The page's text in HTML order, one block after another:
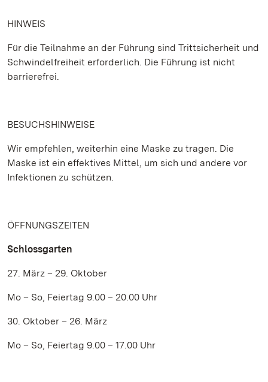
HINWEIS
Für die Teilnahme an der Führung sind Trittsicherheit und
Schwindelfreiheit erforderlich. Die Führung ist nicht
barrierefrei.
BESUCHSHINWEISE
Wir empfehlen, weiterhin eine Maske zu tragen. Die
Maske ist ein effektives Mittel, um sich und andere vor
Infektionen zu schützen.
ÖFFNUNGSZEITEN
Schlossgarten
27. März – 29. Oktober
Mo – So, Feiertag 9.00 – 20.00 Uhr
30. Oktober – 26. März
Mo – So, Feiertag 9.00 – 17.00 Uhr